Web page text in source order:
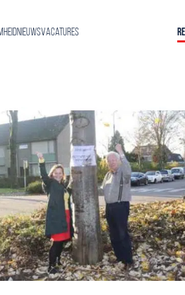
NieuwsVacatures